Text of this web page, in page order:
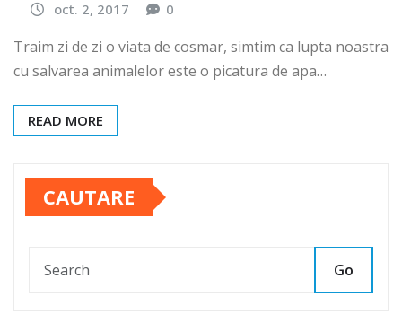
oct. 2, 2017 0
Traim zi de zi o viata de cosmar, simtim ca lupta noastra
cu salvarea animalelor este o picatura de apa…
READ MORE
CAUTARE
Go